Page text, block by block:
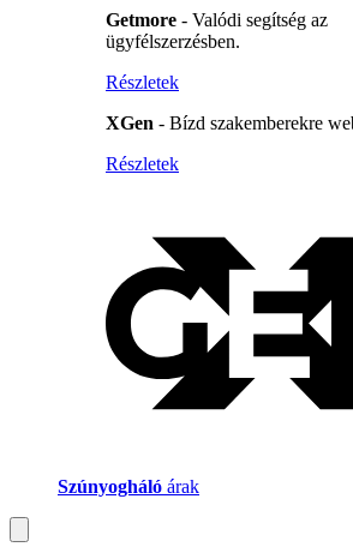
Getmore - Valódi segítség az
ügyfélszerzésben.
Részletek
XGen - Bízd szakemberekre
Részletek
Szúnyogháló árak